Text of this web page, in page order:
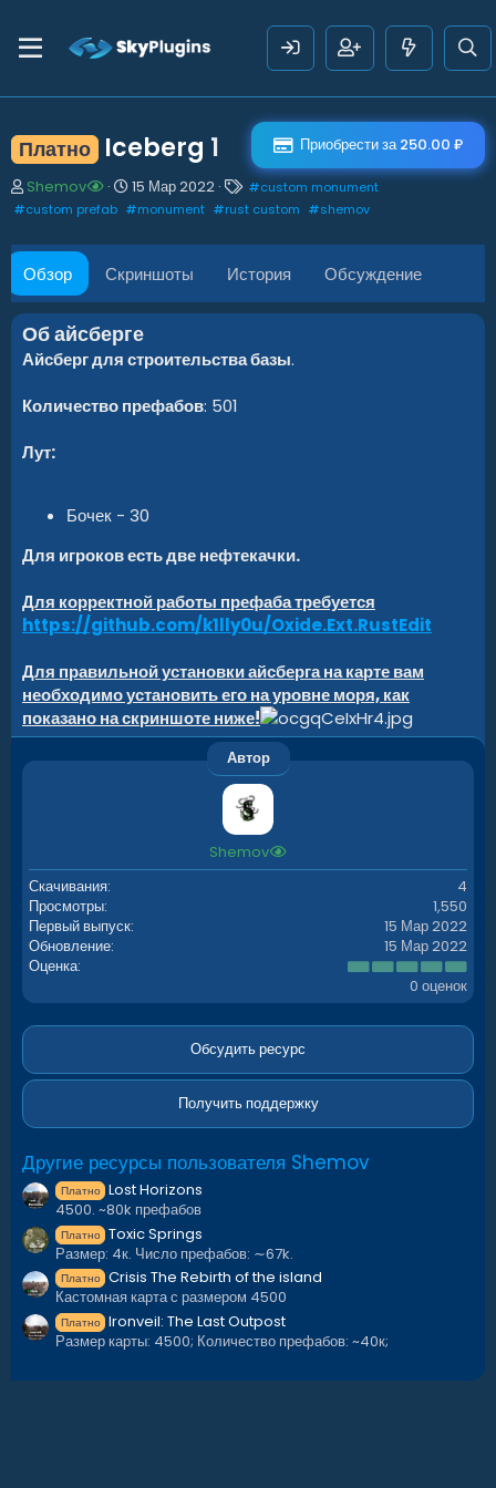
Платно Iceberg 1
Приобрести за 250.00 ₽
А
в
о
р
Shemov
Д
а
а
о
з
а
н
я
15 Мар 2022
Т
е
и
#custom monument
#custom prefab #monument #rust custom #shemov
Обзор Скриншоты История Обсуждение
Об айсберге
Айсберг для строительства базы.
Количество префабов: 501
Лут:
Бочек - 30
Для игроков есть две нефтекачки.
Для корректной работы префаба требуется
https://github.com/k1lly0u/Oxide.Ext.RustEdit
Для правильной установки айсберга на карте вам
необходимо установить его на уровне моря, как
показано на скриншоте ниже!
Автор
Shemov
Скачивания
4
Просмотры
1,550
Первый выпуск
15 Мар 2022
Обновление
15 Мар 2022
Оценка
0
.
0
з
ё
з
0 оценок
Обсудить ресурс
Получить поддержку
Другие ресурсы пользователя Shemov
Платно Lost Horizons
4500. ~80k префабов
Платно Toxic Springs
Размер: 4к. Число префабов: ∼67k.
Платно Crisis The Rebirth of the island
Кастомная карта с размером 4500
Платно Ironveil: The Last Outpost
Размер карты: 4500; Количество префабов: ~40к;